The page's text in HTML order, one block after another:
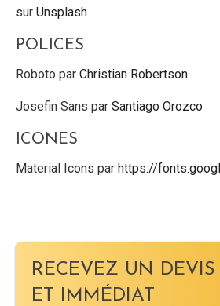
sur Unsplash
POLICES
Roboto par Christian Robertson
Josefin Sans par Santiago Orozco
ICONES
Material Icons par https://
RECEVEZ UN DEVIS
ET IMMÉDIAT